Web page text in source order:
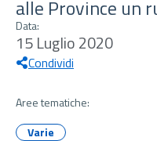
alle Province un
Data:
15 Luglio 2020
Condividi
Aree tematiche:
Varie